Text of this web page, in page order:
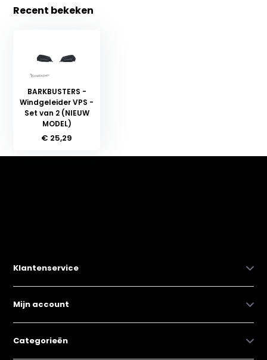
Recent bekeken
BARKBUSTERS -
Windgeleider VPS -
Set van 2 (NIEUW
MODEL)
€ 25,29
Klantenservice
Mijn account
Categorieën